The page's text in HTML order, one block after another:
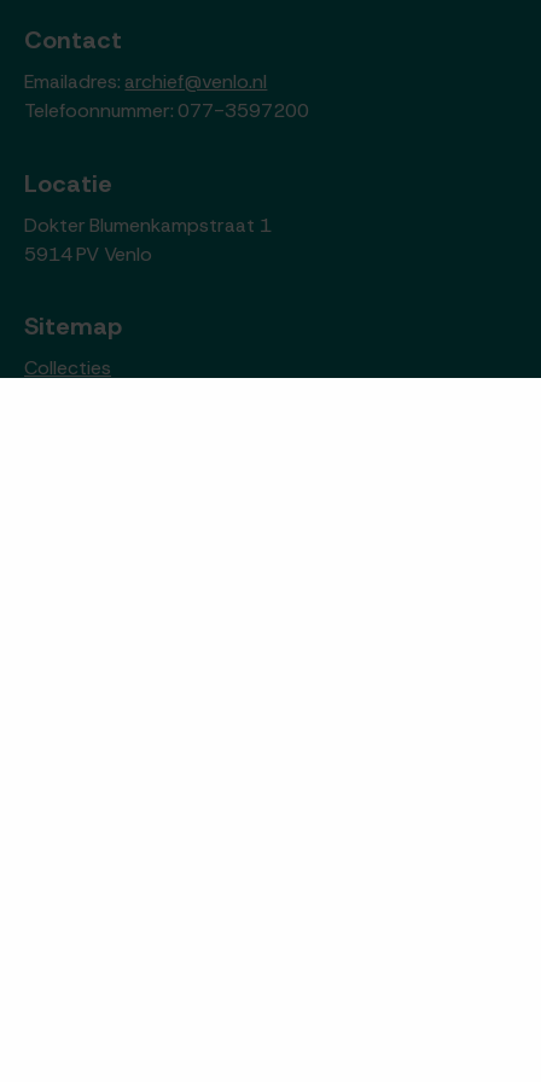
Contact
Emailadres: archief@venlo.nl
Telefoonnummer: 077-3597200
Locatie
Dokter Blumenkampstraat 1
5914 PV Venlo
Sitemap
Collecties